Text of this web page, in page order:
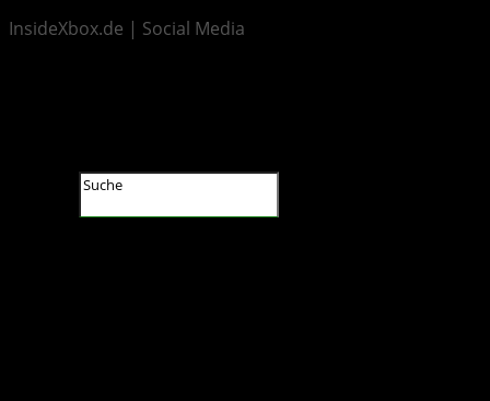
InsideXbox.de | Social Media